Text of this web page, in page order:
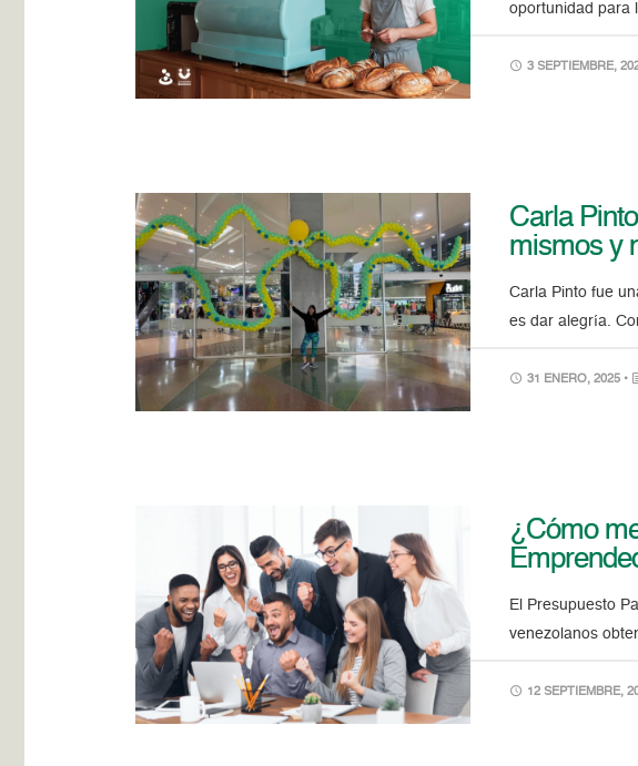
oportunidad para
3 SEPTIEMBRE,
Carla
mismos y
Carla Pinto fue
es dar alegría.
31 ENERO, 2025 •
¿Cómo
El Presupuesto
venezolanos
12 SEPTIEMBRE,